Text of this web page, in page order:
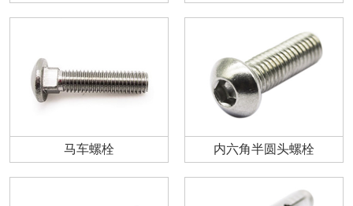
马车螺栓 内六角半圆头螺栓